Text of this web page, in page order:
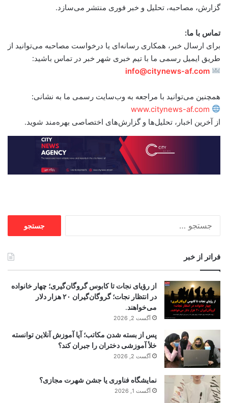
گزارش، مصاحبه، تحلیل و خبر فوری منتشر می‌سازد.
تماس با ما:
برای ارسال خبر، همکاری رسانه‌ای یا درخواست مصاحبه می‌توانید از
طریق ایمیل رسمی ما با تیم خبری شهر خبر در تماس باشید:
info@citynews-af.com
همچنین می‌توانید با مراجعه به وب‌سایت رسمی ما به نشانی:
www.citynews-af.com
از آخرین اخبار، تحلیل‌ها و گزارش‌های اختصاصی بهره‌مند شوید.
فراتر از خبر
از رؤیای نجات تا کابوس گروگان‌گیری؛ چهار خانواده
در انتظار نجات؛ گروگان‌گیران ۲۰ هزار دلار
می‌خواهند.
آگست 2, 2026
پس از بسته شدن مکاتب؛ آیا آموزش آنلاین توانسته
خلأ آموزشی دختران را جبران کند؟
آگست 2, 2026
نمایشگاه فناوری یا جشن شهرت مجازی؟
آگست 1, 2026